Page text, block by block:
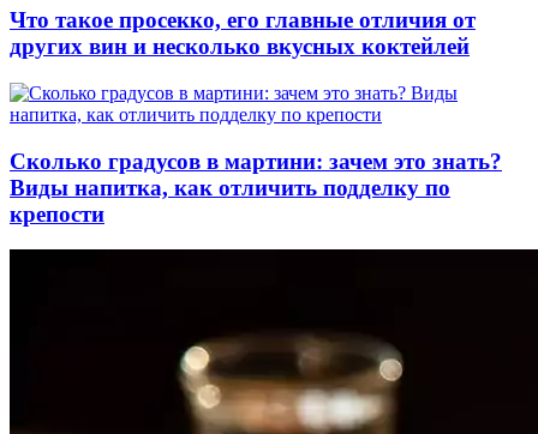
Что такое просекко, его главные отличия от
других вин и несколько вкусных коктейлей
Сколько градусов в мартини: зачем это знать?
Виды напитка, как отличить подделку по
крепости